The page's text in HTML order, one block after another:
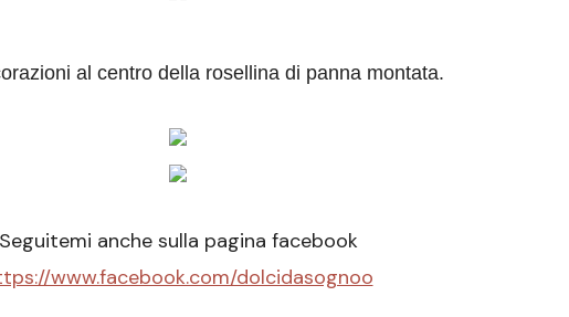
al centro della rosellina di panna montata.
Seguitemi anche sulla pagina facebook
www.facebook.com/dolcidasognoo